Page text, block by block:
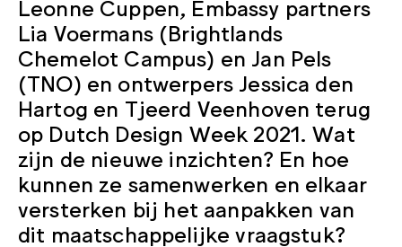
Leonne Cuppen, Embassy partners
Lia Voermans (Brightlands
Chemelot Campus) en Jan Pels
(TNO) en ontwerpers Jessica den
Hartog en Tjeerd Veenhoven terug
op Dutch Design Week 2021. Wat
zijn de nieuwe inzichten? En hoe
kunnen ze samenwerken en elkaar
versterken bij het aanpakken van
dit maatschappelijke vraagstuk?